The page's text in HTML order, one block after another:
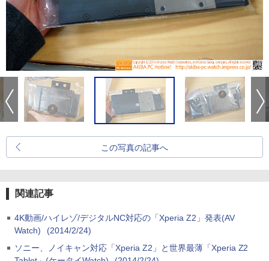
この写真の記事へ
関連記事
4K動画/ハイレゾ/デジタルNC対応の「Xperia Z2」発表(AV
Watch)
(2014/2/24)
ソニー、ノイキャン対応「Xperia Z2」と世界最薄「Xperia Z2